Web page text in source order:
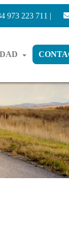
973 223 711 |